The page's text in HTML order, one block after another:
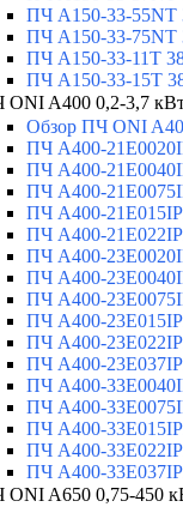
ПЧ A150-33-55NT
ПЧ A150-33-75NT
ПЧ A150-33-11T
ПЧ A150-33-15T
ONI A400 0,2-3,7
Обзор ПЧ ONI
ПЧ A400-
ПЧ A400-
ПЧ A400-
ПЧ A400-
ПЧ A400-
ПЧ A400-
ПЧ A400-
ПЧ A400-
ПЧ A400-
ПЧ A400-
ПЧ A400-
ПЧ A400-
ПЧ A400-
ПЧ A400-
ПЧ A400-
ПЧ A400-
ONI A650 0,75-450